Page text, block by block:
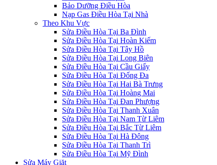
Bảo Dưỡng Điều Hòa
Nạp Gas Điều Hòa Tại Nhà
Theo Khu Vực
Sửa Điều Hòa Tại Ba Đình
Sửa Điều Hòa Tại Hoàn Kiếm
Sửa Điều Hòa Tại Tây Hồ
Sửa Điều Hòa Tại Long Biên
Sửa Điều Hòa Tại Cầu Giấy
Sửa Điều Hòa Tại Đống Đa
Sửa Điều Hòa Tại Hai Bà Trưng
Sửa Điều Hòa Tại Hoàng Mai
Sửa Điều Hòa Tại Đan Phượng
Sửa Điều Hòa Tại Thanh Xuân
Sửa Điều Hòa Tại Nam Từ Liêm
Sửa Điều Hòa Tại Bắc Từ Liêm
Sửa Điều Hòa Tại Hà Đông
Sửa Điều Hòa Tại Thanh Trì
Sửa Điều Hòa Tại Mỹ Đình
Sửa Máy Giặt